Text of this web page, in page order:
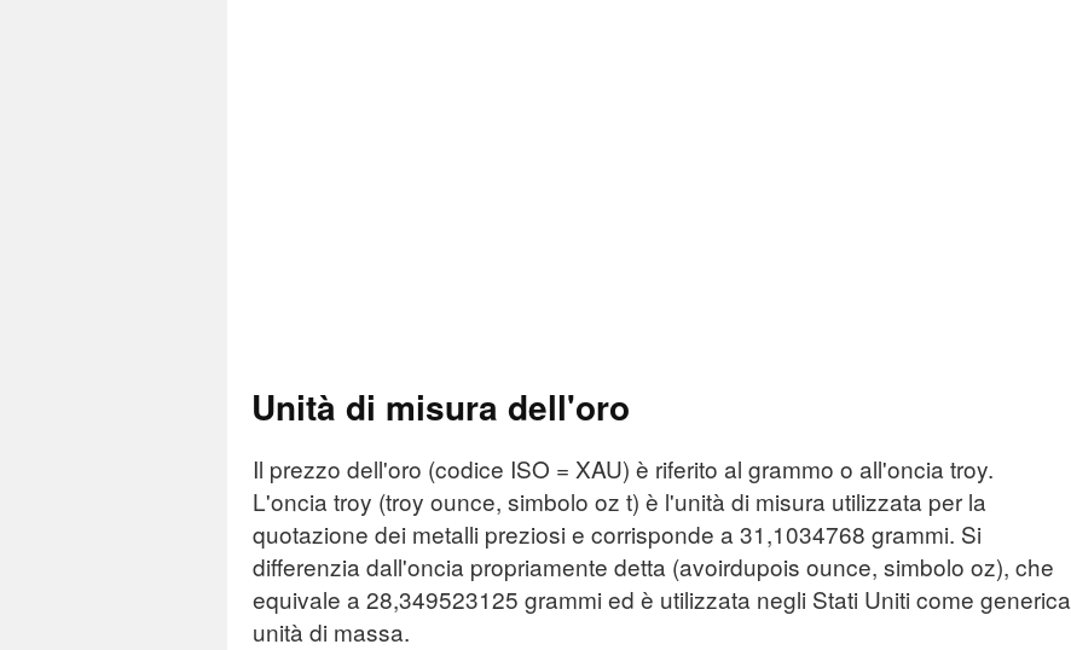
Unità di misura dell'oro
Il prezzo dell'oro (codice ISO = XAU) è riferito al grammo o all'oncia troy.
L'oncia troy (troy ounce, simbolo oz t) è l'unità di misura utilizzata per la
quotazione dei metalli preziosi e corrisponde a 31,1034768 grammi. Si
differenzia dall'oncia propriamente detta (avoirdupois ounce, simbolo oz), che
equivale a 28,349523125 grammi ed è utilizzata negli Stati Uniti come generica
unità di massa.